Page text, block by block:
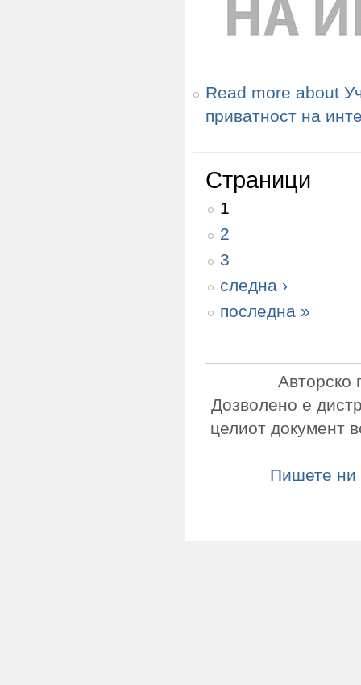
Read more about
приватност на
Страници
1
2
3
следна ›
последна »
Авторско
Дозволено е
целиот документ
Пишете ни